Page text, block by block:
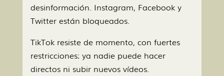
desinformación. Instagram, Facebook y
Twitter están bloqueados.
TikTok resiste de momento, con fuertes
restricciones: ya nadie puede hacer
directos ni subir nuevos vídeos.